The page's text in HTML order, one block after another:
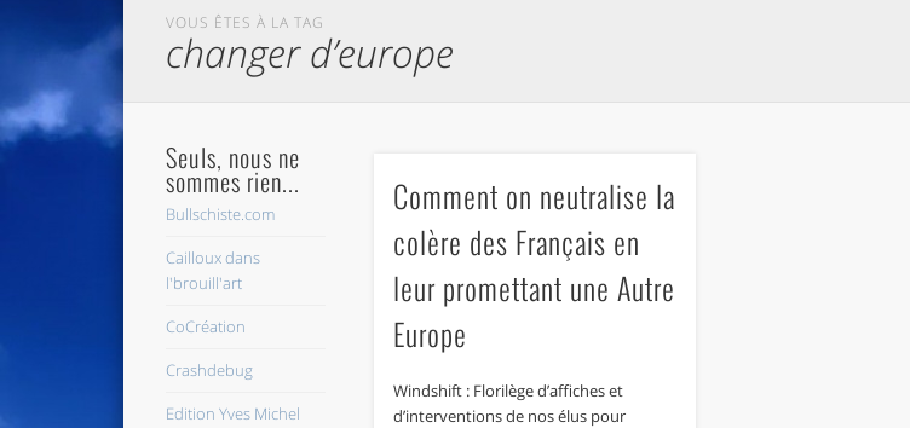
VOUS ÊTES À LA TAG
changer d’europe
Comment on neutralise la
colère des Français en
leur promettant une Autre
Europe
Windshift : Florilège d’affiches et
d’interventions de nos élus pour
Seuls, nous ne
sommes rien...
Bullschiste.com
Cailloux dans
l'brouill'art
CoCréation
Crashdebug
Edition Yves Michel